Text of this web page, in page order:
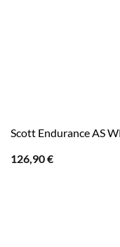
Scott Endurance AS
126,90€